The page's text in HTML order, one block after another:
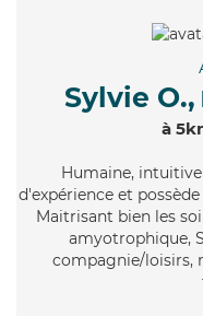
Sylvie O.,
à
Humaine,
d'expérience et
Maitrisant bien les
amyotrophique,
compagnie/loisirs,